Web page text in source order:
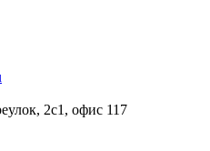
2с1, офис 117